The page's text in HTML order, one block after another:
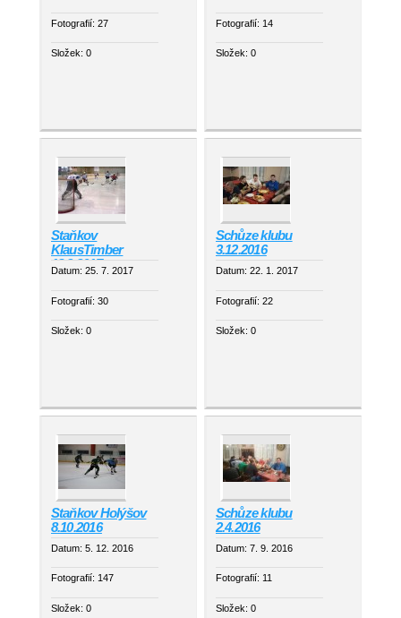
Fotografií: 27
Složek: 0
Fotografií: 14
Složek: 0
Staňkov
KlausTimber
18.3.2017
Datum: 25. 7. 2017
Fotografií: 30
Složek: 0
Schůze klubu
3.12.2016
Datum: 22. 1. 2017
Fotografií: 22
Složek: 0
Staňkov Holýšov
8.10.2016
Datum: 5. 12. 2016
Fotografií: 147
Složek: 0
Schůze klubu
2.4.2016
Datum: 7. 9. 2016
Fotografií: 11
Složek: 0